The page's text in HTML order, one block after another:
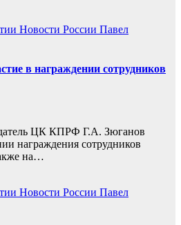
Новости России Павел
в награждении сотрудников
ЦК КПРФ Г.А. Зюганов
награждения сотрудников
на…
Новости России Павел